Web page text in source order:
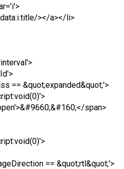
></a></li>
== &quot;expanded&quot;'>
span>
== &quot;rtl&quot;'>